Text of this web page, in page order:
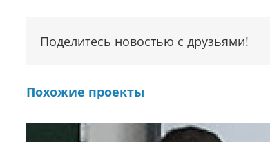
Поделитесь новостью с друзьями!
Похожие проекты